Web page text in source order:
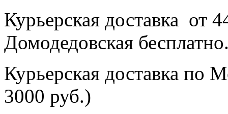
Курьерская доставка от
Домодедовская
Курьерская доставка по
3000 руб.)